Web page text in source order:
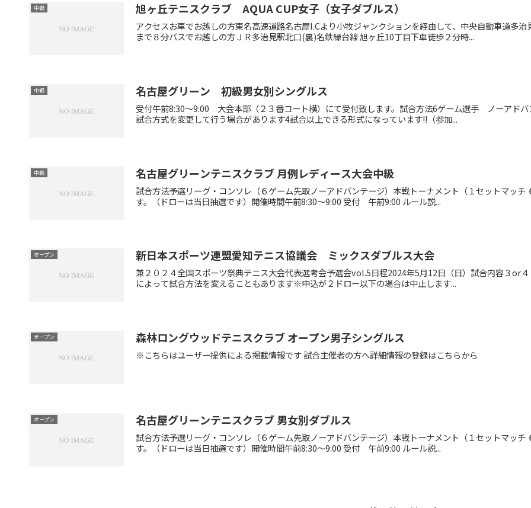
中級 旭ヶ丘テニスクラブ AQUA CUP女子（女子ダブルス）
アクセスお車でお越しの方東名高速道路名古屋I.Cより小牧ジャンクションを経由して、中央自動車道多
まで８分バスでお越しの方ＪＲ多治見駅北口(裏)名鉄緑台線 旭ヶ丘10丁目下車徒歩２分時...
中級 名古屋グリーン 初級男女別シングルス
受付午前8:30～9:00 大会本部（２３番コート横）にて受付致します。試合方法6ゲーム選手 ノーアド
試合方式を変更して行う場合があります4試合以上できる形式になっています!!（参加...
中級 名古屋グリーンテニスクラブ 月例レディース大会中級
試合方法予選リーグ・コンソレ（６ゲーム先取ノーアドバンテージ）本戦トーナメント（１セットマッ
す。（ドローは当日抽選です）開催時間午前8:30～9:00 受付 午前9:00 ルール説...
オープン 新日本スポーツ連盟愛知テニス協議会 ミックスダブルス大会
兼２０２４全国スポーツ祭典テニス大会代表選考会予選会vol.5日程2024年5月12日（日）試合内容３or
によって試合方法を変えることもあります※申込が２ドロー以下の場合は中止します...
オープン 森林ロングウッドテニスクラブ オープン男子シングルス
※こちらはユーザー提供による掲載情報です 試合主催者の方へ詳細情報の登録はこちらから
オープン 名古屋グリーンテニスクラブ 男女別ダブルス
試合方法予選リーグ・コンソレ（６ゲーム先取ノーアドバンテージ）本戦トーナメント（１セットマッ
す。（ドローは当日抽選です）開催時間午前8:30～9:00 受付 午前9:00 ルール説...